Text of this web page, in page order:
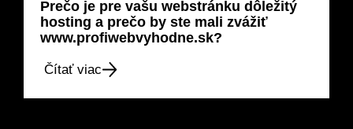
Prečo je pre vašu webstránku dôležitý
hosting a prečo by ste mali zvážiť
www.profiwebvyhodne.sk?
Čítať viac